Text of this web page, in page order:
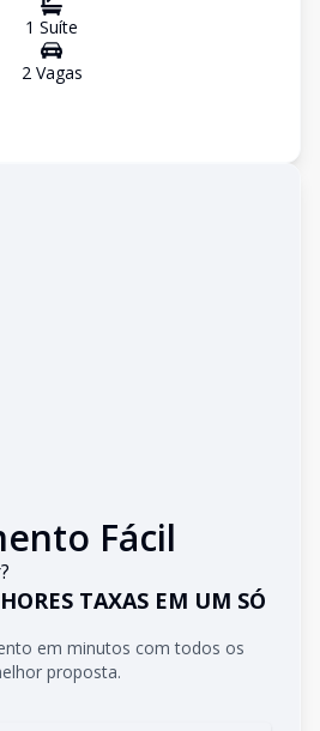
1 Suíte
2Vagas
Fácil
TAXAS EM UM SÓ
em minutos com todos os
proposta.